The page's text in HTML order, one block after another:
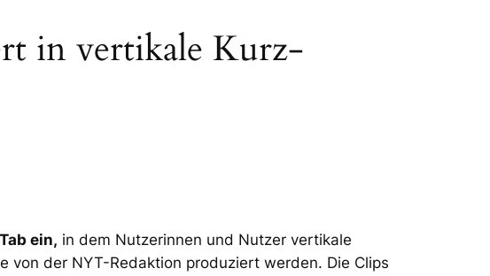
in vertikale Kurz-
ein, in dem Nutzerinnen und Nutzer vertikale
von der NYT-Redaktion produziert werden. Die Clips